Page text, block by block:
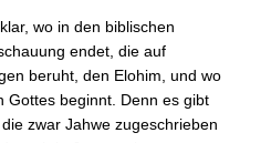
wo in den biblischen
endet, die auf
beruht, den Elohim, und wo
Gottes beginnt. Denn es gibt
zwar Jahwe zugeschrieben